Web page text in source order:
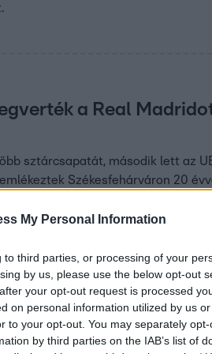
My Personal Information
third parties, or processing of your
by us, please use the below opt-out
your opt-out request is processed
on personal information utilized by us
to your opt-out. You may separately
by third parties on the IAB’s list of
a Real
sztárcsapatát, második lett az
Székesfehárváron 20
klubnál – évek
keres egy magyar focista –
kérdeztük, nyugat-európai